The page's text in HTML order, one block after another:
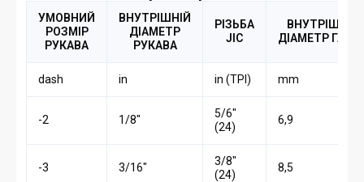
УМОВНИЙ
РОЗМІР
РУКАВА
ВНУТРІШНІЙ
ДІАМЕТР
РУКАВА
РІЗЬБА
JIC
ВНУТРІШНІЙ
ДІАМЕТР
dash in in (TPI) mm
-2 1/8″
5/6″
(24)
6,9
-3 3/16″
3/8″
(24)
8,5